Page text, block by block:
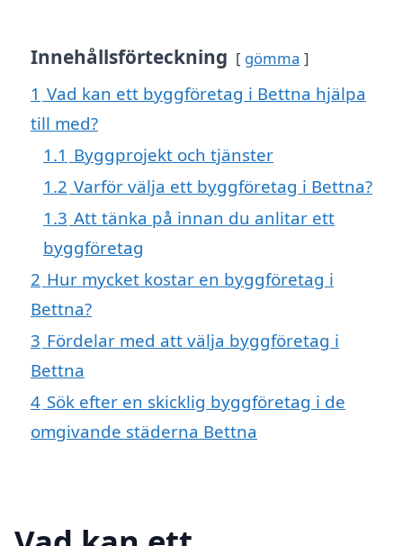
Innehållsförteckning gömma
1 Vad kan ett byggföretag i Bettna hjälpa
till med?
1.1 Byggprojekt och tjänster
1.2 Varför välja ett byggföretag i Bettna?
1.3 Att tänka på innan du anlitar ett
byggföretag
2 Hur mycket kostar en byggföretag i
Bettna?
3 Fördelar med att välja byggföretag i
Bettna
4 Sök efter en skicklig byggföretag i de
omgivande städerna Bettna